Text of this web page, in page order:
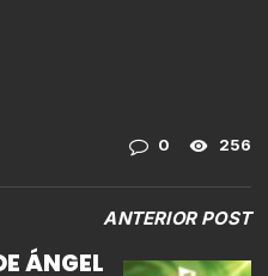
0 256
ANTERIOR POST
ÁNGEL